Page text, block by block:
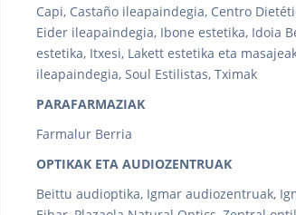
Capi, Castaño ileapaindegia, Centro
Eider ileapaindegia, Ibone estetika, Idoia
estetika, Itxesi, Lakett estetika eta
ileapaindegia, Soul Estilistas, Tximak
PARAFARMAZIAK
Farmalur Berria
OPTIKAK ETA AUDIOZENTRUAK
Beittu audioptika, Igmar audiozentruak,